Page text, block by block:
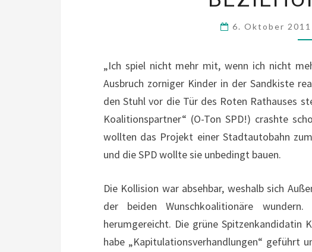
6. Oktober
„Ich spiel nicht mehr mit, wenn ich nicht
Ausbruch zorniger Kinder in der Sandkiste
den Stuhl vor die Tür des Roten Rathauses
Koalitionspartner“ (O-Ton SPD!) crashte
wollten das Projekt einer Stadtautobahn
und die SPD wollte sie unbedingt bauen.
Die Kollision war absehbar, weshalb sich
der beiden Wunschkoalitionäre
herumgereicht. Die grüne Spitzenkandidatin
habe „Kapitulationsverhandlungen“ geführt